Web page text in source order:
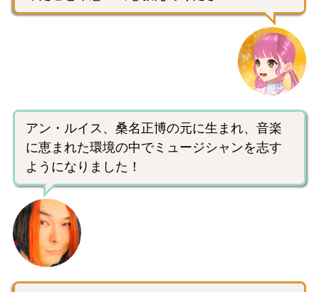
アン・ルイス、桑名正博の元に生まれ、音楽
に恵まれた環境の中でミュージシャンを志す
ようになりました！